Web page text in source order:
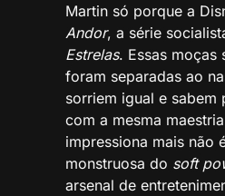
Martin só porque a
Andor, a série
Estrelas. Essas moças
foram separadas ao
sorriem igual e sabem
com a mesma
impressiona mais não
monstruosa do soft
arsenal de